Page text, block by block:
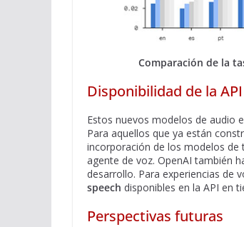
Comparación de la
Disponibilidad de la API
Estos nuevos modelos de audio
Para aquellos que ya están
incorporación de los modelos de
agente de voz. OpenAI también
desarrollo. Para experiencias de
speech disponibles en la API en
Perspectivas futuras